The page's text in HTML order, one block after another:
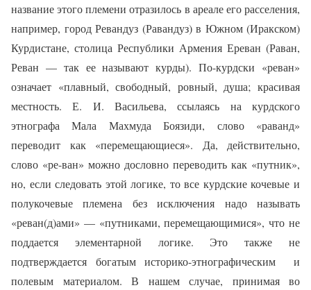
название этого племени отразилось в ареале его расселения,
например, город Ревандуз (Равандуз) в Южном (Иракском)
Курдистане, столица Республики Армения Ереван (Раван,
Реван — так ее называют курды). По-курдски «реван»
означает «плавный, свободный, ровный, душа; красивая
местность. Е. И. Васильева, ссылаясь на курдского
этнографа Мала Махмуда Боязиди, слово «раванд»
переводит как «перемещающиеся». Да, действительно,
слово «ре-ван» можно дословно переводить как «путник»,
но, если следовать этой логике, то все курдские кочевые и
полукочевые племена без исключения надо называть
«реван(д)ами» — «путниками, перемещающимися», что не
поддается элементарной логике. Это также не
подтверждается богатым историко-этнографическим
и
полевым материалом. В нашем случае, принимая во